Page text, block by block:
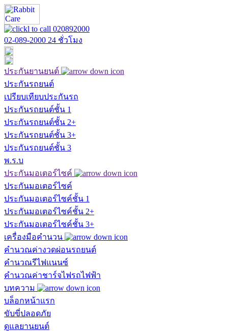
02-089-2000 24 ชั่วโมง
ประกันยานยนต์
ประกันรถยนต์
เปรียบเทียบประกันรถ
ประกันรถยนต์ชั้น 1
ประกันรถยนต์ชั้น 2+
ประกันรถยนต์ชั้น 3+
ประกันรถยนต์ชั้น 3
พ.ร.บ
ประกันมอเตอร์ไซค์
ประกันมอเตอร์ไซค์
ประกันมอเตอร์ไซค์ชั้น 1
ประกันมอเตอร์ไซค์ชั้น 2+
ประกันมอเตอร์ไซค์ชั้น 3+
เครื่องมือคำนวน
คำนวณค่างวดผ่อนรถยนต์
คำนวณรีไฟแนนซ์
คำนวณค่าชาร์จไฟรถไฟฟ้า
บทความ
บล็อกหน้าแรก
ขับขี่ปลอดภัย
ดูแลยานยนต์